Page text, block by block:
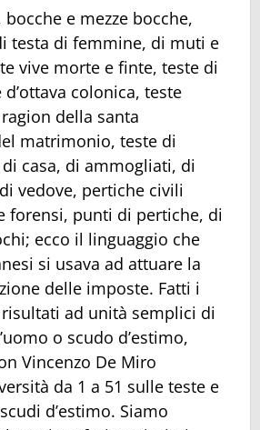
bocche e mezze bocche,
testa di femmine, di muti e
vive morte e finte, teste di
colonica, teste
della santa
matrimonio, teste di
casa, di ammogliati, di
vedove, pertiche civili
forensi, punti di pertiche, di
ecco il linguaggio che
si usava ad attuare la
delle imposte. Fatti i
ad unità semplici di
o scudo d’estimo,
Vincenzo De Miro
da 1 a 51 sulle teste e
d’estimo. Siamo